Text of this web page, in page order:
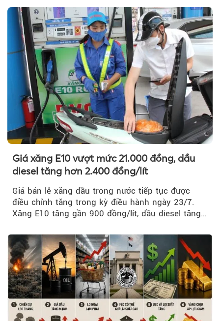
Giá xăng E10 vượt mức 21.000 đồng, dầu
diesel tăng hơn 2.400 đồng/lít
Giá bán lẻ xăng dầu trong nước tiếp tục được
điều chỉnh tăng trong kỳ điều hành ngày 23/7.
Xăng E10 tăng gần 900 đồng/lít, dầu diesel tăng